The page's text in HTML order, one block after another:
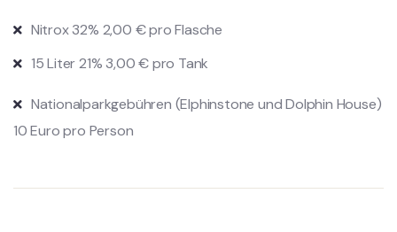
Nitrox 32% 2,00 € pro Flasche
15 Liter 21% 3,00 € pro Tank
Nationalparkgebühren (Elphinstone und Dolphin House)
10 Euro pro Person